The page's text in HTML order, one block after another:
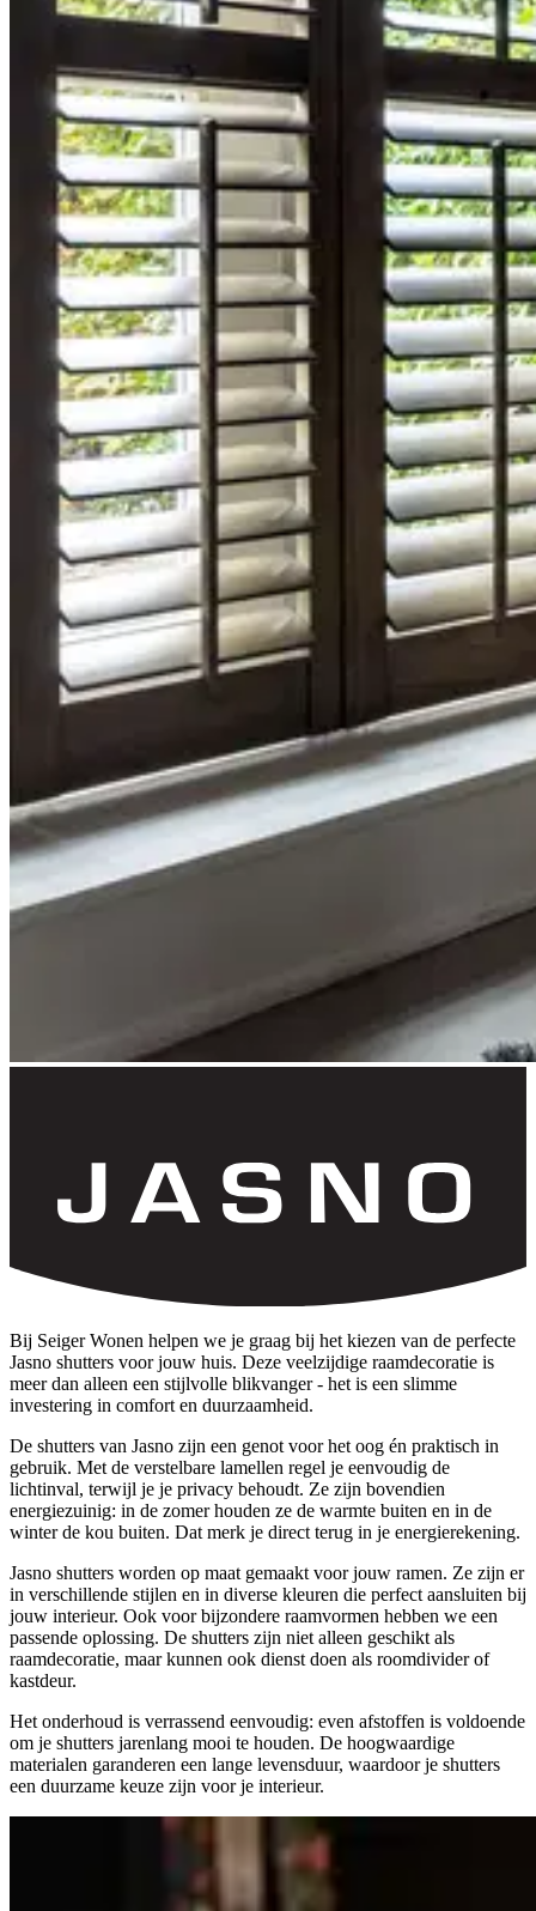
Bij Seiger Wonen helpen we je graag bij het kiezen van de perfecte
Jasno shutters voor jouw huis. Deze veelzijdige raamdecoratie is
meer dan alleen een stijlvolle blikvanger - het is een slimme
investering in comfort en duurzaamheid.
De shutters van Jasno zijn een genot voor het oog én praktisch in
gebruik. Met de verstelbare lamellen regel je eenvoudig de
lichtinval, terwijl je je privacy behoudt. Ze zijn bovendien
energiezuinig: in de zomer houden ze de warmte buiten en in de
winter de kou buiten. Dat merk je direct terug in je energierekening.
Jasno shutters worden op maat gemaakt voor jouw ramen. Ze zijn er
in verschillende stijlen en in diverse kleuren die perfect aansluiten bij
jouw interieur. Ook voor bijzondere raamvormen hebben we een
passende oplossing. De shutters zijn niet alleen geschikt als
raamdecoratie, maar kunnen ook dienst doen als roomdivider of
kastdeur.
Het onderhoud is verrassend eenvoudig: even afstoffen is voldoende
om je shutters jarenlang mooi te houden. De hoogwaardige
materialen garanderen een lange levensduur, waardoor je shutters
een duurzame keuze zijn voor je interieur.